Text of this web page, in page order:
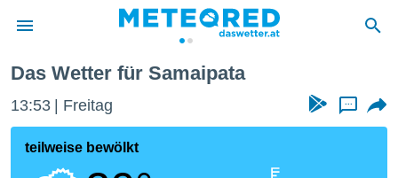
wurde
Das Wetter für Samaipata
13:53 Freitag ...
teilweise bewölkt